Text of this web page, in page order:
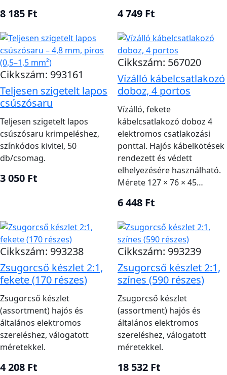
8 185 Ft 4 749 Ft
Cikkszám: 993161
Teljesen szigetelt lapos
csúszósaru
Teljesen szigetelt lapos
csúszósaru krimpeléshez,
színkódos kivitel, 50
db/csomag.
3 050 Ft
Cikkszám: 567020
Vízálló kábelcsatlakozó
doboz, 4 portos
Vízálló, fekete
kábelcsatlakozó doboz 4
elektromos csatlakozási
ponttal. Hajós kábelkötések
rendezett és védett
elhelyezésére használható.
Mérete 127 × 76 × 45…
6 448 Ft
Cikkszám: 993238
Zsugorcső készlet 2:1,
fekete (170 részes)
Zsugorcső készlet
(assortment) hajós és
általános elektromos
szereléshez, válogatott
méretekkel.
4 208 Ft
Cikkszám: 993239
Zsugorcső készlet 2:1,
színes (590 részes)
Zsugorcső készlet
(assortment) hajós és
általános elektromos
szereléshez, válogatott
méretekkel.
18 532 Ft